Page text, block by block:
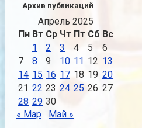
Архив публикаций
Апрель 2025
Пн Вт Ср Чт Пт Сб Вс
1
2 3 4 5
6
7
8 9 10 11 12 13
14 15 16 17 18 19 20
21 22 23 24 25 26 27
28 29 30
« Мар
Май »